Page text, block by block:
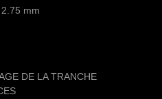
mm
DE LA TRANCHE